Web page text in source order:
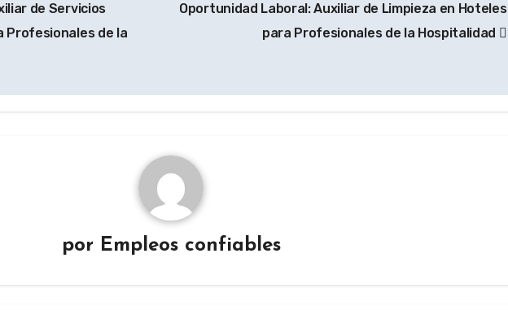
de Servicios
Profesionales de la
Oportunidad Laboral: Auxiliar de Limpieza en Hoteles
para Profesionales de la Hospitalidad
por Empleos confiables